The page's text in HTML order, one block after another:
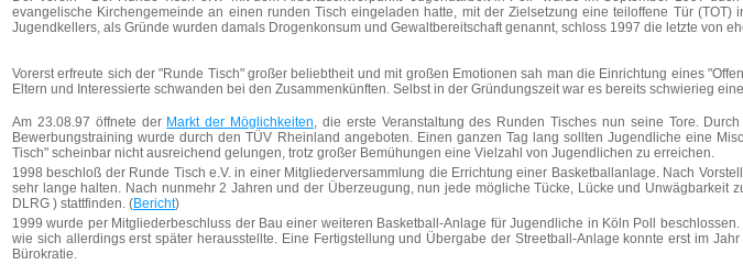
evangelische Kirchengemeinde an einen runden Tisch eingeladen hatte, mit der Zielsetzung eine teiloffene Tür
Jugendkellers, als Gründe wurden damals Drogenkonsum und Gewaltbereitschaft genannt, schloss 1997 die letzte von
Vorerst erfreute sich der "Runde Tisch" großer beliebtheit und mit großen Emotionen sah man die Einrichtung eines
Eltern und Interessierte schwanden bei den Zusammenkünften. Selbst in der Gründungszeit war es bereits schwierieg
Am 23.08.97 öffnete der Markt der Möglichkeiten, die erste Veranstaltung des Runden Tisches nun seine Tore.
Bewerbungstraining wurde durch den TÜV Rheinland angeboten. Einen ganzen Tag lang sollten Jugendliche eine
Tisch" scheinbar nicht ausreichend gelungen, trotz großer Bemühungen eine Vielzahl von Jugendlichen zu erreichen.
1998 beschloß der Runde Tisch e.V. in einer Mitgliederversammlung die Errichtung einer Basketballanlage. Nach
sehr lange halten. Nach nunmehr 2 Jahren und der Überzeugung, nun jede mögliche Tücke, Lücke und
DLRG ) stattfinden. (Bericht)
1999 wurde per Mitgliederbeschluss der Bau einer weiteren Basketball-Anlage für Jugendliche in Köln Poll
wie sich allerdings erst später herausstellte. Eine Fertigstellung und Übergabe der Streetball-Anlage konnte erst im
Bürokratie.